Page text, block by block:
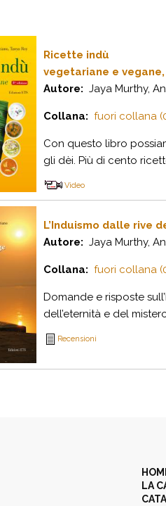
Ricette indù
vegetariane e
Autore: Jaya Murthy,
Collana: fuori collana
Con questo libro
gli dèi. Più di cento
Video
L’Induismo dalle rive
Autore: Jaya Murthy,
Collana: fuori collana
Domande e risposte
dell’eternità e del
Recensioni
LA